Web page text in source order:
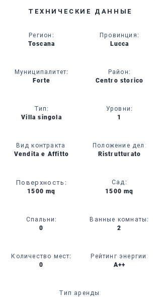
ТЕХНИЧЕСКИЕ ДАННЫЕ
Регион :
Toscana
Муниципалитет:
Forte
Тип:
Villa singola
Вид контракта:
Vendita e Affitto
Поверхность :
1500 mq
Спальни:
0
Количество мест:
0
Провинция:
Lucca
Район:
Centro storico
Уровни:
1
Положение дел:
Ristrutturato
Сад:
1500 mq
Ванные комнаты:
2
Рейтинг энергии:
A++
Тип аренды: